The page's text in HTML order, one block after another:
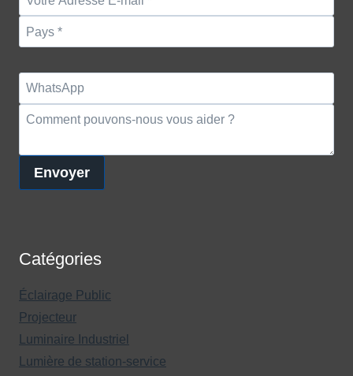
Envoyer
Catégories
Éclairage Public
Projecteur
Luminaire Industriel
Lumière de station-service